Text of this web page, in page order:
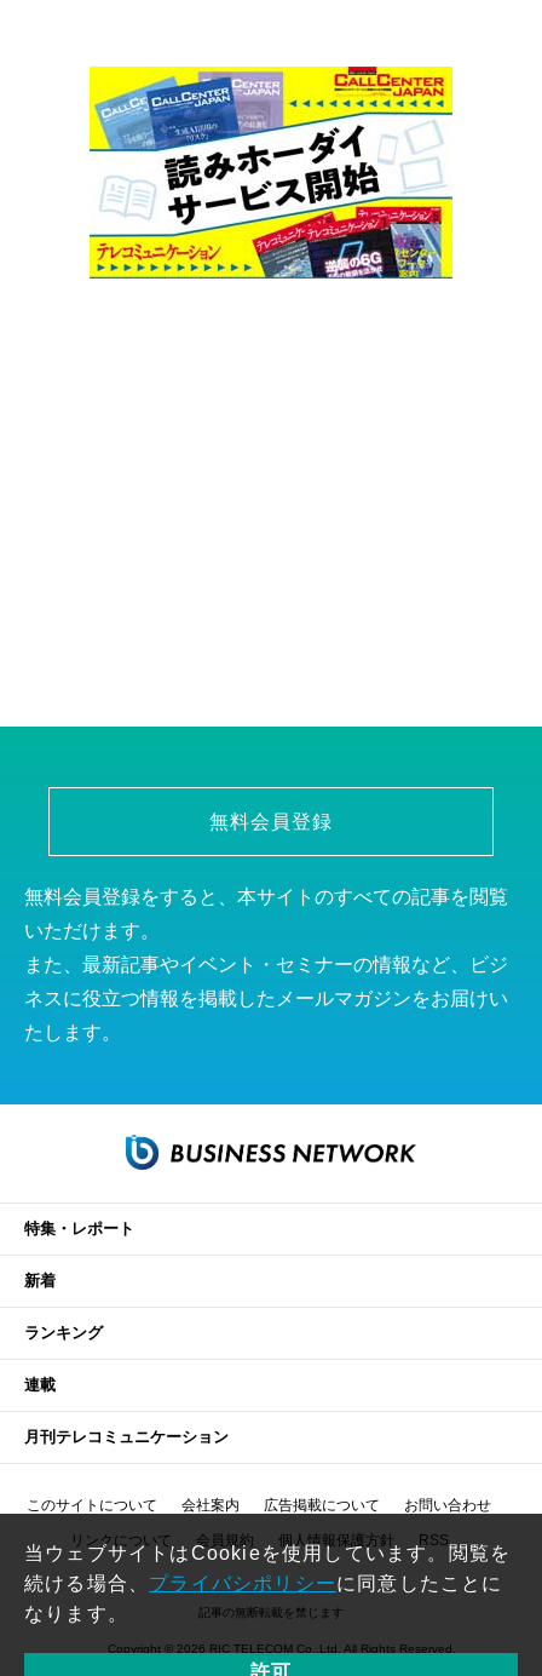
無料会員登録
無料会員登録をすると、本サイトのすべての記事を閲覧
いただけます。
また、最新記事やイベント・セミナーの情報など、ビジ
ネスに役立つ情報を掲載したメールマガジンをお届けい
たします。
特集・レポート
新着
ランキング
連載
月刊テレコミュニケーション
このサイトについて 会社案内 広告掲載について お問い合わせ
リンクについて 会員規約 個人情報保護方針 RSS
記事の無断転載を禁じます
Copyright © 2026 RIC TELECOM Co.,Ltd. All Rights Reserved.
当ウェブサイトはCookieを使用しています。閲覧を
続ける場合、 プライバシポリシーに同意したことに
なります。
許可